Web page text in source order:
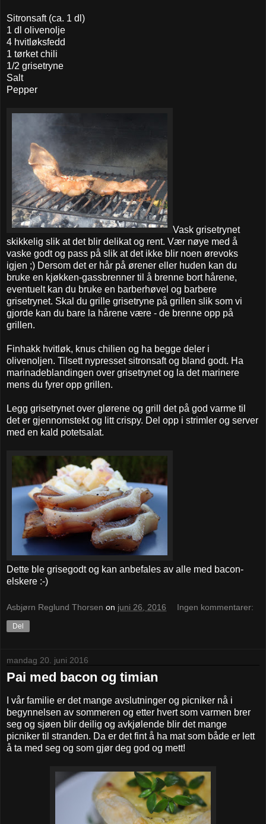
Sitronsaft (ca. 1 dl)
1 dl olivenolje
4 hvitløksfedd
1 tørket chili
1/2 grisetryne
Salt
Pepper
Vask grisetrynet
skikkelig slik at det blir delikat og rent. Vær nøye med å
vaske godt og pass på slik at det ikke blir noen ørevoks
igjen ;) Dersom det er hår på ørener eller huden kan du
bruke en kjøkken-gassbrenner til å brenne bort hårene,
eventuelt kan du bruke en barberhøvel og barbere
grisetrynet. Skal du grille grisetryne på grillen slik som vi
gjorde kan du bare la hårene være - de brenne opp på
grillen.
Finhakk hvitløk, knus chilien og ha begge deler i
olivenoljen. Tilsett nypresset sitronsaft og bland godt. Ha
marinadeblandingen over grisetrynet og la det marinere
mens du fyrer opp grillen.
Legg grisetrynet over glørene og grill det på god varme til
det er gjennomstekt og litt crispy. Del opp i strimler og server
med en kald potetsalat.
Dette ble grisegodt og kan anbefales av alle med bacon-
elskere :-)
Asbjørn Reglund Thorsen on juni 26, 2016 Ingen kommentarer:
Del
mandag 20. juni 2016
Pai med bacon og timian
I vår familie er det mange avslutninger og picniker nå i
begynnelsen av sommeren og etter hvert som varmen brer
seg og sjøen blir deilig og avkjølende blir det mange
picniker til stranden. Da er det fint å ha mat som både er lett
å ta med seg og som gjør deg god og mett!